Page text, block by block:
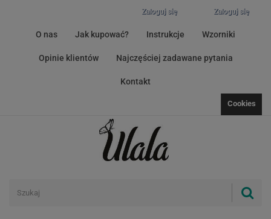
Zaloguj się
Zaloguj się
O nas Jak kupować? Instrukcje Wzorniki
Opinie klientów Najczęściej zadawane pytania
Kontakt
Cookies